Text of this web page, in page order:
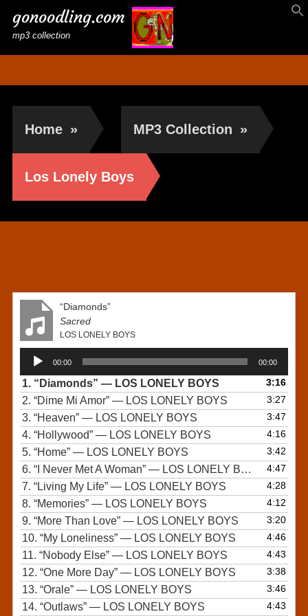
gonoodling.com
mp3 collection
Home » MP3 Collection »
Los Lonely Boys
“Diamonds”
Sacred
LOS LONELY BOYS
Audio
Player
00:00 00:00
1. “Diamonds” — LOS LONELY BOYS 3:16
2. “Dime Mi Amor” — LOS LONELY BOYS 3:27
3. “Heaven” — LOS LONELY BOYS 3:47
4. “Hollywood” — LOS LONELY BOYS 4:16
5. “Home” — LOS LONELY BOYS 3:42
6. “I Never Met A Woman” — LOS LONELY BOYS 4:47
7. “Living My Life” — LOS LONELY BOYS 4:28
8. “Memories” — LOS LONELY BOYS 4:12
9. “More Than Love” — LOS LONELY BOYS 3:20
10. “My Loneliness” — LOS LONELY BOYS 4:46
11. “Nobody Else” — LOS LONELY BOYS 4:43
12. “One More Day” — LOS LONELY BOYS 3:38
13. “Orale” — LOS LONELY BOYS 3:46
14. “Outlaws” — LOS LONELY BOYS 4:43